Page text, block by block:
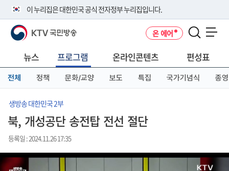
이 누리집은 대한민국 공식 전자정부 누리집입니다.
공식 누리집 주소 확인하기
니다.
이밖에 or.kr 또는 .kr등 다른 도메인 주소를 사용하고 있다면 아래 URL에
서 도메인 주소를 확인해 보세요
KTV 국민방송 온 에어
뉴스 프로그램 온라인콘텐츠 편성표
전체 정책 문화/교양 보도 특집 국가기념식 종영
생방송 대한민국 2부
북, 개성공단 송전탑 전선 절단
등록일 : 2024.11.26 17:35